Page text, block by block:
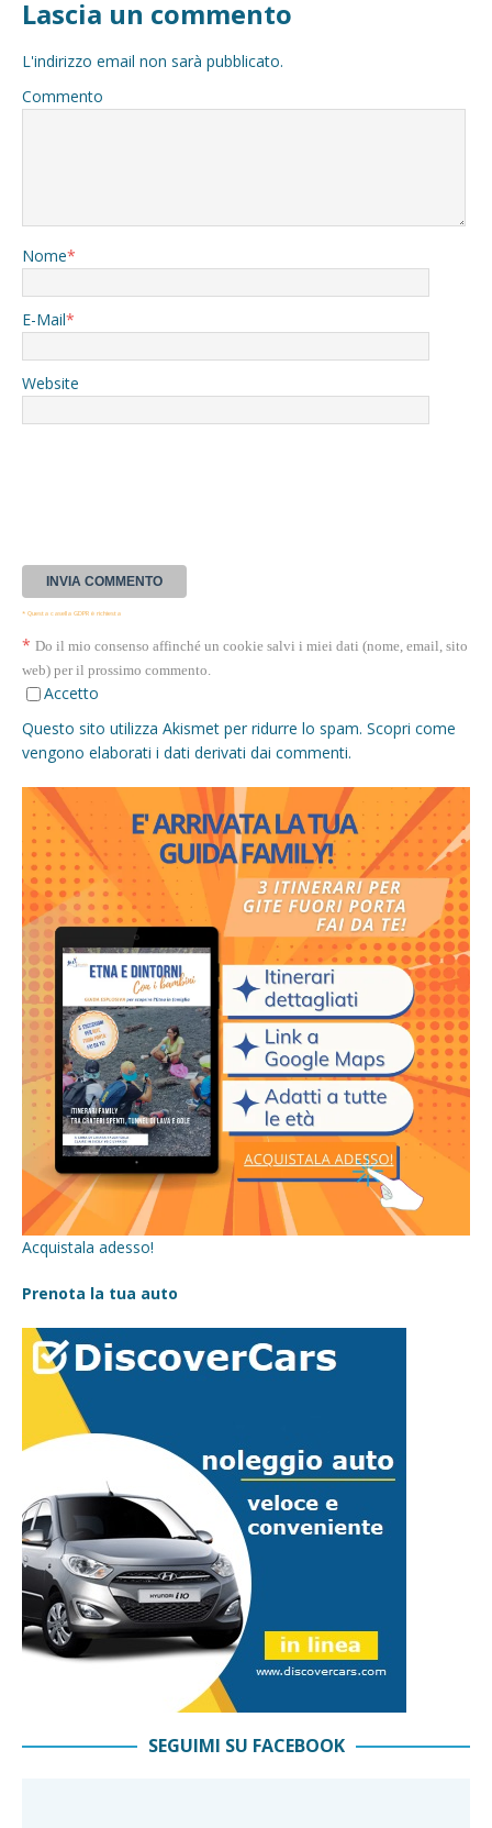
Lascia un commento
L'indirizzo email non sarà pubblicato.
Commento
Nome*
E-Mail*
Website
* Questa casella GDPR è richiesta
* Do il mio consenso affinché un cookie salvi i miei dati (nome, email, sito
web) per il prossimo commento.
Accetto
Questo sito utilizza Akismet per ridurre lo spam. Scopri come
vengono elaborati i dati derivati dai commenti.
Acquistala adesso!
Prenota la tua auto
SEGUIMI SU FACEBOOK